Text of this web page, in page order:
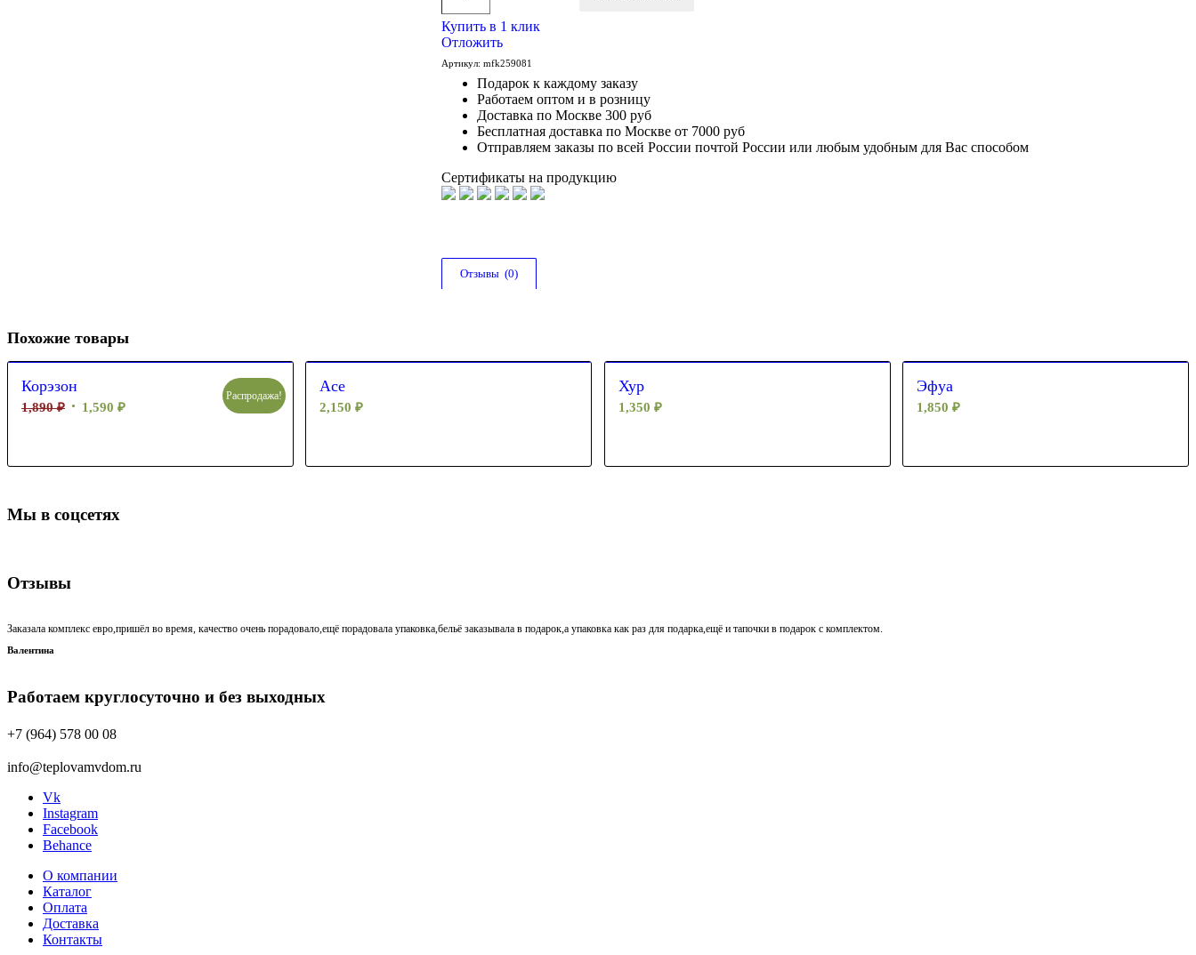
Купить в 1 клик
Отложить
Артикул:mfk259081
Подарок к каждому заказу
Работаем оптом и в розницу
Доставка по Москве 300 руб
Бесплатная доставка по Москве от 7000 руб
Отправляем заказы по всей России почтой России или любым удобным для Вас способом
Сертификаты на продукцию
Отзывы  (0)
Похожие товары
Корэзон
1,890₽ 1,590 ₽
Распродажа!
Асе
2,150₽
Хур
1,350 ₽
Эфуа
1,850 ₽
Мы в соцсетях
Отзывы
Заказала комплекс евро,пришёл во время, качество очень порадовало,ещё порадовала упаковка,бельё заказывала в подарок,а упаковка как раз для подарка,ещё и тапочки в подарок с комплектом.
Валентина
Работаем круглосуточно и без выходных
+7 (964) 578 00 08
info@teplovamvdom.ru
Vk
Instagram
Facebook
Behance
О компании
Каталог
Оплата
Доставка
Контакты